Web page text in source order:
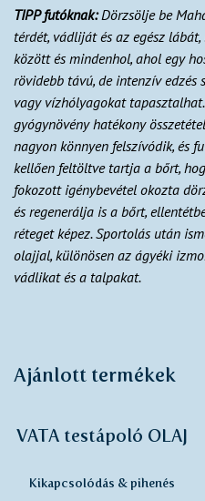
TIPP futóknak:Dörzsölje be
térdét, vádliját és az egész
között és mindenhol, ahol egy
rövidebb távú, de intenzív edzés
vagy vízhólyagokat
gyógynövény hatékony
nagyon könnyen felszívódik, és
kellően feltöltve tartja a bőrt,
fokozott igénybevétel okozta
és regenerálja is a bőrt,
réteget képez. Sportolás után
olajjal, különösen az ágyéki
vádlikat és a talpakat.
Ajánlott termékek
VATA testápoló OLAJ
Kikapcsolódás & pihenés